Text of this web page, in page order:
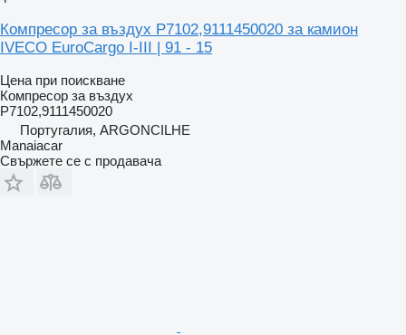
Компресор за въздух P7102,9111450020 за камион
IVECO EuroCargo I-III | 91 - 15
Цена при поискване
Компресор за въздух
P7102,9111450020
Португалия, ARGONCILHE
Manaiacar
Свържете се с продавача